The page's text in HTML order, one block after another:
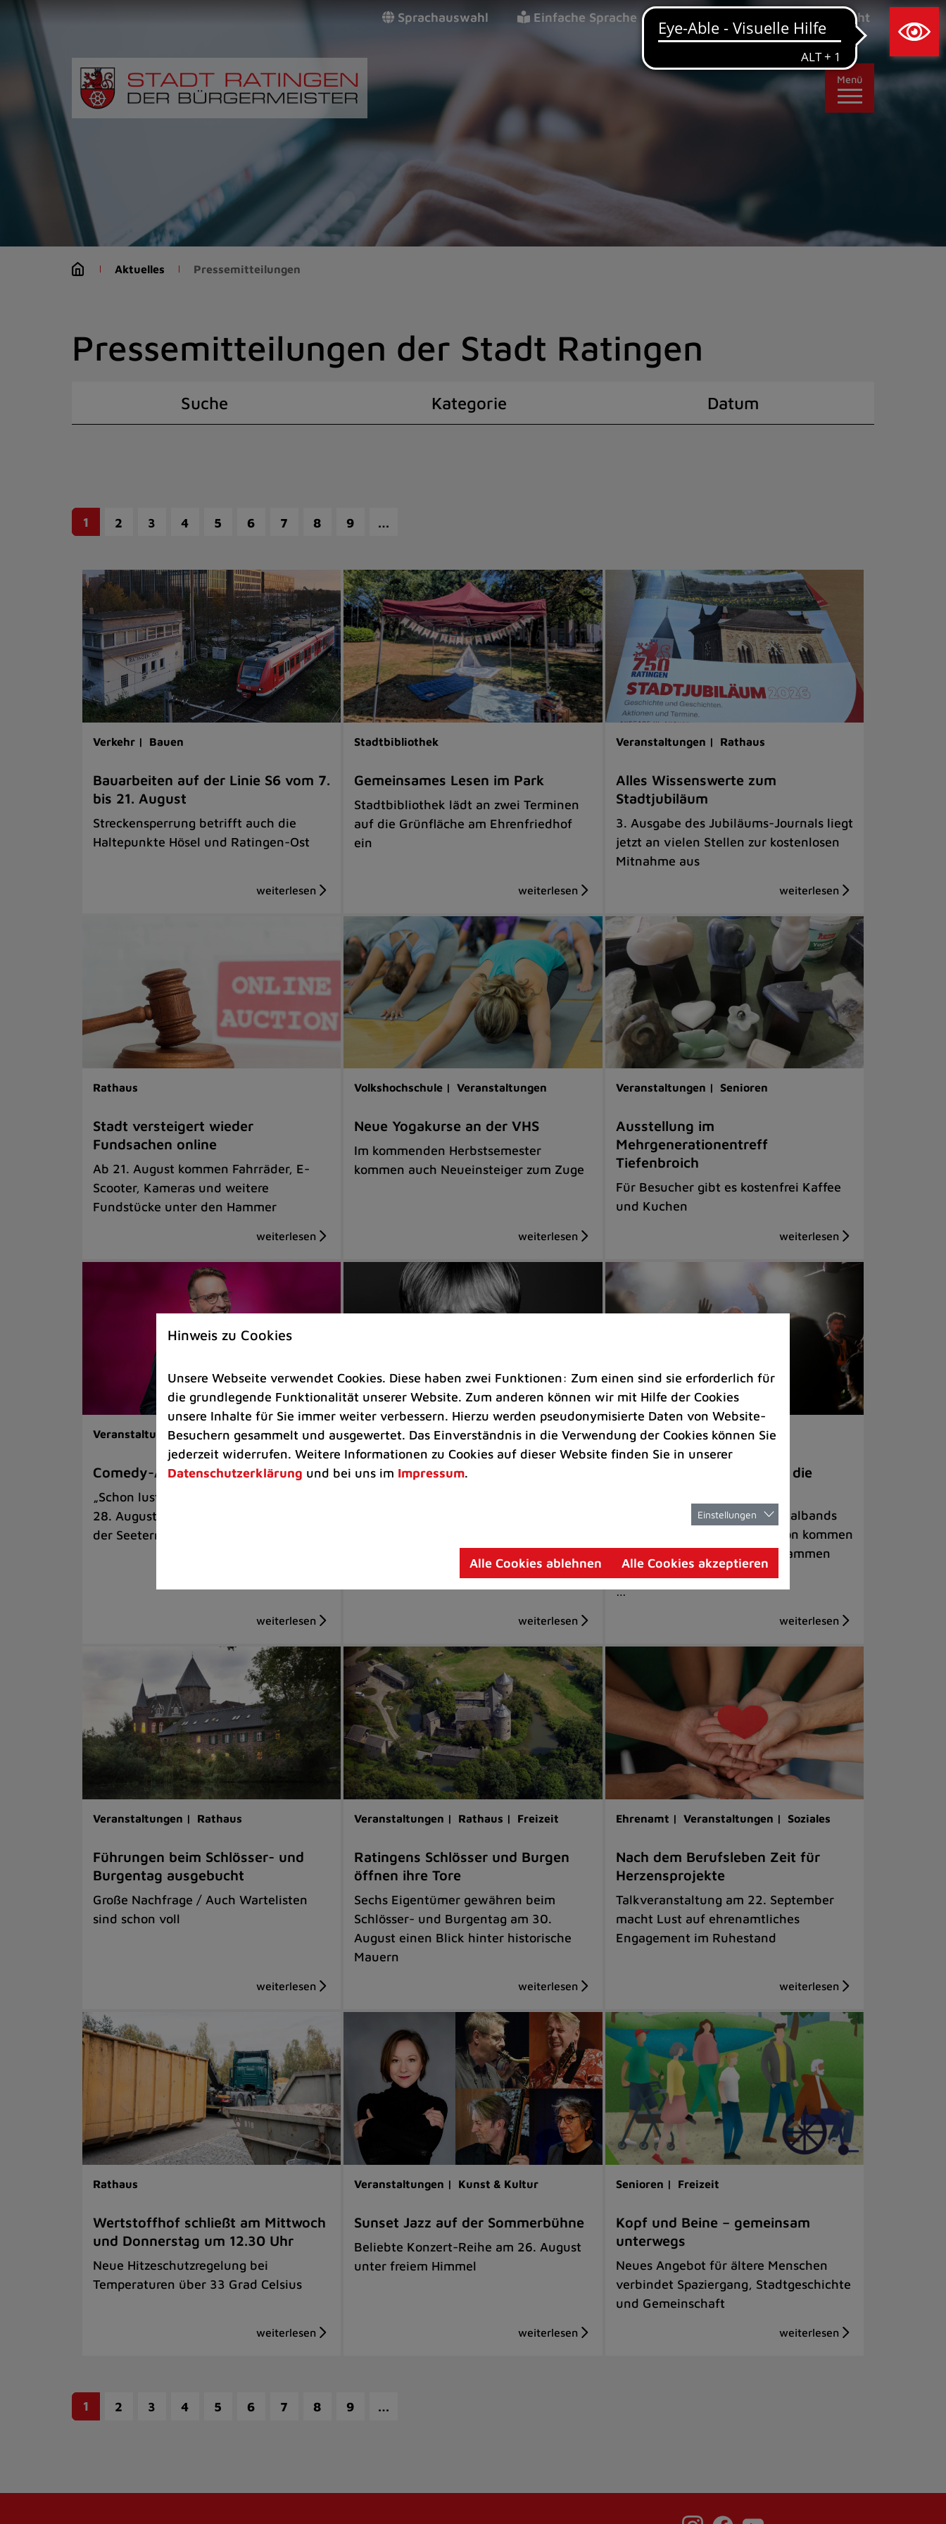
(Schnelltaste
Zum
Seitenanfang
springen
(Schnelltaste
Navigation/Menü
(Schnelltaste
Zur
Sprachauswahl Einfache Sprache Ansicht
Aktuelles Pressemitteilungen
Pressemitteilungen der Stadt Ratingen
Suche Kategorie Datum
1 2 3 4 5 6 7 8 9 …
Verkehr | Bauen
Bauarbeiten auf der Linie S6 vom 7.
bis 21. August
Streckensperrung betrifft auch die
Haltepunkte Hösel und Ratingen-Ost
Stadtbibliothek
Gemeinsames Lesen im Park
Stadtbibliothek lädt an zwei Terminen
auf die Grünfläche am Ehrenfriedhof
ein
Veranstaltungen | Rathaus
Alles Wissenswerte zum
Stadtjubiläum
3. Ausgabe des Jubiläums-Journals liegt
jetzt an vielen Stellen zur kostenlosen
Mitnahme aus
Rathaus
Stadt versteigert wieder
Fundsachen online
Ab 21. August kommen Fahrräder, E-
Scooter, Kameras und weitere
Fundstücke unter den Hammer
Volkshochschule | Veranstaltungen
Neue Yogakurse an der VHS
Im kommenden Herbstsemester
kommen auch Neueinsteiger zum Zuge
Veranstaltungen | Senioren
Ausstellung im
Mehrgenerationentreff
Tiefenbroich
Für Besucher gibt es kostenfrei Kaffee
und Kuchen
Veranstaltungen | Kunst & Kultur
Comedy-Abend mit Benni Stark
„Schon lustig, wenn’s witzig ist!“ am
28. August auf der Sommerbühne an
der Seeterrasse
Veranstaltungen
Kultkicker Ansgar Brinkmann
Veranstaltungen
„Manege Madness“ bringt die
Internationale Rock- und Metalbands
und starke Acts aus der Region kommen
am 17. Oktober in Lintorf zusammen
…
Veranstaltungen | Rathaus
Führungen beim Schlösser- und
Burgentag ausgebucht
Große Nachfrage / Auch Wartelisten
sind schon voll
Veranstaltungen | Rathaus | Freizeit
Ratingens Schlösser und Burgen
öffnen ihre Tore
Sechs Eigentümer gewähren beim
Schlösser- und Burgentag am 30.
August einen Blick hinter historische
Mauern
Ehrenamt | Veranstaltungen | Soziales
Nach dem Berufsleben Zeit für
Herzensprojekte
Talkveranstaltung am 22. September
macht Lust auf ehrenamtliches
Engagement im Ruhestand
Rathaus
Wertstoffhof schließt am Mittwoch
und Donnerstag um 12.30 Uhr
Neue Hitzeschutzregelung bei
Temperaturen über 33 Grad Celsius
Veranstaltungen | Kunst & Kultur
Sunset Jazz auf der Sommerbühne
Beliebte Konzert-Reihe am 26. August
unter freiem Himmel
Senioren | Freizeit
Kopf und Beine – gemeinsam
unterwegs
Neues Angebot für ältere Menschen
verbindet Spaziergang, Stadtgeschichte
und Gemeinschaft
1 2 3 4 5 6 7 8 9 …
×
Hinweis zu Cookies
Unsere Webseite verwendet Cookies. Diese haben zwei Funktionen: Zum einen sind sie erforderlich für
die grundlegende Funktionalität unserer Website. Zum anderen können wir mit Hilfe der Cookies
unsere Inhalte für Sie immer weiter verbessern. Hierzu werden pseudonymisierte Daten von Website-
Besuchern gesammelt und ausgewertet. Das Einverständnis in die Verwendung der Cookies können Sie
jederzeit widerrufen. Weitere Informationen zu Cookies auf dieser Website finden Sie in unserer
Datenschutzerklärung und bei uns im Impressum.
Einstellungen
Alle Cookies ablehnen Alle Cookies akzeptieren